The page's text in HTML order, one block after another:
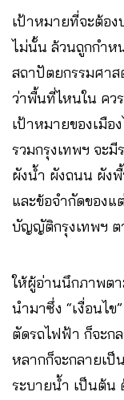
เป้าหมายที่จะต้อง
ไม่นั้น ล้วนถูกกำห
สถาปัตยกรรมศาส
ว่าพื้นที่ไหนใน คว
เป้าหมายของเมือ
รวมกรุงเทพฯ จะ
ผังน้ำ ผังถนน ผัง
และข้อจำกัดของ
บัญญัติกรุงเทพฯ
ให้ผู้อ่านนึกภาพต
นำมาซึ่ง “เงื่อนไ
ตัดรถไฟฟ้า ก็จะ
หลากก็จะกลายเ
ระบายน้ำ เป็นต้น